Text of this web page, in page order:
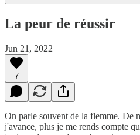
La peur de réussir
Jun 21, 2022
7
On parle souvent de la flemme. De
j'avance, plus je me rends compte